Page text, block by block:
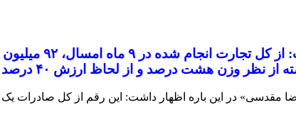
درصد و از لحاظ ارزش ۴۰ درصد افزایش داشته است.